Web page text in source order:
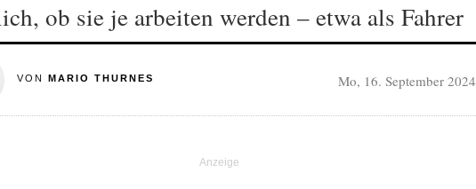
ob sie je arbeiten werden – etwa als Fahrer
VON MARIO THURNES Mo, 16. September 2024